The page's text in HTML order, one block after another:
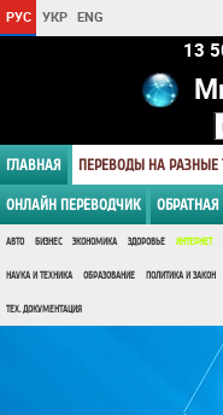
РУС УКР ENG
ГЛАВНАЯ ПЕРЕВОДЫ НА РАЗНЫЕ
ОНЛАЙН ПЕРЕВОДЧИК ОБРАТНАЯ
АВТО БИЗНЕС ЭКОНОМИКА ЗДОРОВЬЕ ИНТЕРНЕТ
НАУКА И ТЕХНИКА ОБРАЗОВАНИЕ ПОЛИТИКА И ЗАКОН
ТЕХ. ДОКУМЕНТАЦИЯ